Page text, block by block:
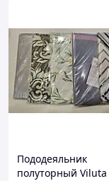
Пододеяльник
полуторный Viluta